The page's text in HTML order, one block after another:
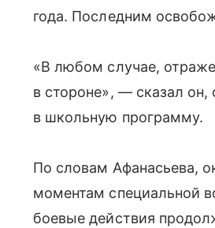
года. Последним
«В любом случае,
в стороне», — сказал
в школьную программу.
По словам Афанасьева,
моментам специальной
боевые действия